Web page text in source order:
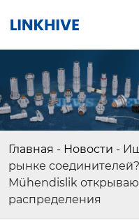
Главная - Новости -
рынке
Mühendislik
распределения